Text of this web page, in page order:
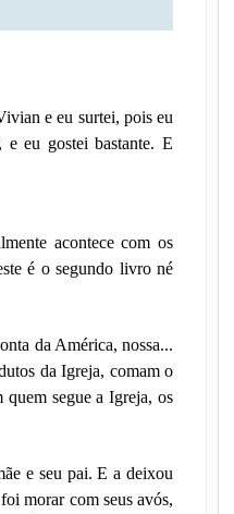
e eu surtei, pois eu
, e eu gostei bastante. E
acontece com os
é o segundo livro né
da América, nossa...
da Igreja, comam o
segue a Igreja, os
e seu pai. E a deixou
morar com seus avós,